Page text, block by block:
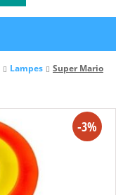
Lampes
Super Mario
-3%